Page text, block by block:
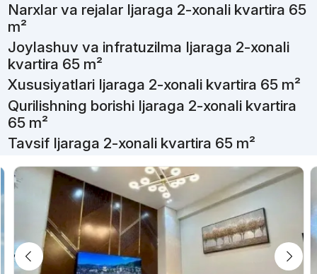
Narxlar va rejalar Ijaraga 2-xonali kvartira 65
m²
Joylashuv va infratuzilma Ijaraga 2-xonali
kvartira 65 m²
Xususiyatlari Ijaraga 2-xonali kvartira 65 m²
Qurilishning borishi Ijaraga 2-xonali kvartira
65 m²
Tavsif Ijaraga 2-xonali kvartira 65 m²